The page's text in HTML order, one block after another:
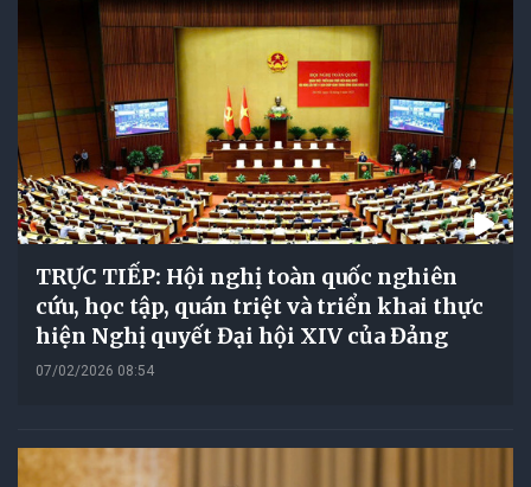
TRỰC TIẾP: Hội nghị toàn quốc nghiên
cứu, học tập, quán triệt và triển khai thực
hiện Nghị quyết Đại hội XIV của Đảng
07/02/2026 08:54